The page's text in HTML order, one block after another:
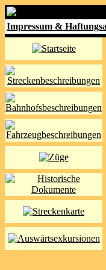
Impressum &